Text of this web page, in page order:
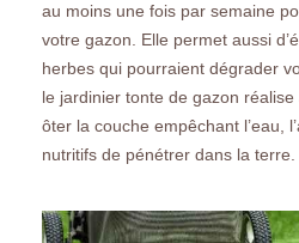
au moins une fois par semaine
votre gazon. Elle permet aussi
herbes qui pourraient dégrader
le jardinier tonte de gazon
ôter la couche empêchant l’eau,
nutritifs de pénétrer dans la terre.